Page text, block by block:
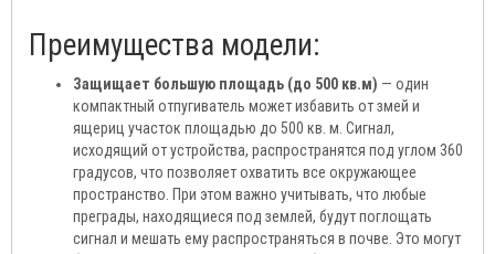
Преимущества модели:
Защищает большую площадь (до 500 кв.м) — один
компактный отпугиватель может избавить от змей и
ящериц участок площадью до 500 кв. м. Сигнал,
исходящий от устройства, распространятся под углом 360
градусов, что позволяет охватить все окружающее
пространство. При этом важно учитывать, что любые
преграды, находящиеся под землей, будут поглощать
сигнал и мешать ему распространяться в почве. Это могут